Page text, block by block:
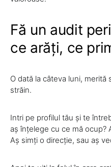
Fă un audit
ce arăți, ce
O dată la câteva luni,
străin.
Intri pe profilul tău și te
aș înțelege cu ce mă
Aș simți o direcție, sau aș